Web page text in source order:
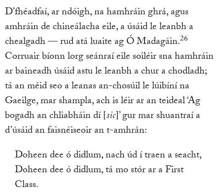
D’fhéadfaí, ar ndóigh, na hamhráin ghrá, agus
amhráin de chineálacha eile, a úsáid le leanbh a
chealgadh — rud atá luaite ag Ó Madagáin.26
Corruair bíonn lorg seánraí eile soiléir sna hamhráin
ar baineadh úsáid astu le leanbh a chur a chodladh;
tá an méid seo a leanas an-chosúil le lúibíní na
Gaeilge, mar shampla, ach is léir ar an teideal ‘Ag
bogadh an chliabháin dí [sic]’ gur mar shuantraí a
d’úsáid an faisnéiseoir an t-amhrán:
Doheen dee ó didlum, nach úd í traen a seacht,
Doheen dee ó didlum, tá mo stór ar a First
Class.